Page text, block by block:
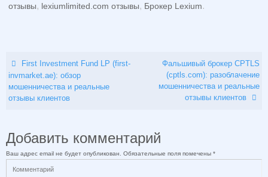
отзывы, lexiumlimited.com отзывы, Брокер Lexium.
First Investment Fund LP (first-
invmarket.ae): обзор
мошенничества и реальные
отзывы клиентов
Фальшивый брокер CPTLS
(cptls.com): разоблачение
мошенничества и реальные
отзывы клиентов
Добавить комментарий
Ваш адрес email не будет опубликован. Обязательные поля помечены *